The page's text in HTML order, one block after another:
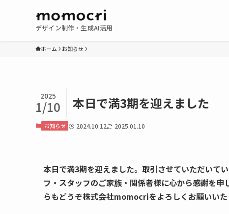
デザイン制作・生成AI活用
ホーム お知らせ
本日で満3期を迎えました
2025
1/10
お知らせ 2024.10.12 2025.01.10
本日で満3期を迎えました。取引させていただいて
フ・スタッフのご家族・関係者様に心から感謝を
らもどうぞ株式会社momocriをよろしくお願いいた